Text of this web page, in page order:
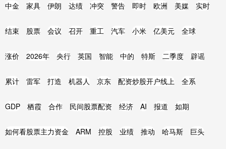
中金 家具 伊朗 达绩 冲突 警告 即时 欧洲 美媒 实时
结束 股票 会议 召开 重工 汽车 小米 亿美元 全球
涨价 2026年 央行 英国 智能 中的 特斯 二季度 辟谣
累计 雷军 打造 机器人 京东 配资炒股开户线上 全系
GDP 栖霞 合作 民间股票配资 经济 AI 报道 如期
如何看股票主力资金 ARM 控股 业绩 推动 哈马斯 巨头